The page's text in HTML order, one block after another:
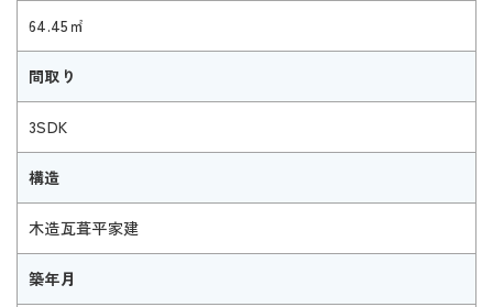
64.45㎡
間取り
3SDK
構造
木造瓦葺平家建
築年月